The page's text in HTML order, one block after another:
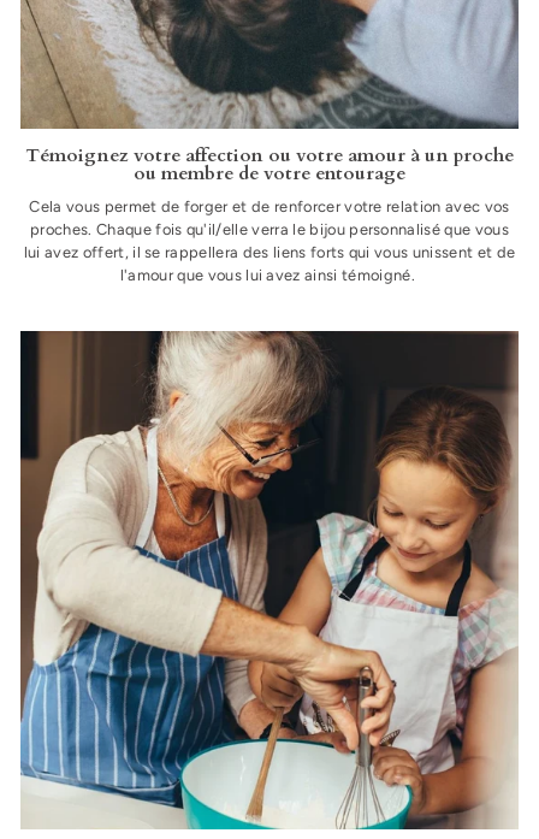
Témoignez votre affection ou votre amour à un proche
ou membre de votre entourage
Cela vous permet de forger et de renforcer votre relation avec vos
proches. Chaque fois qu'il/elle verra le bijou personnalisé que vous
lui avez offert, il se rappellera des liens forts qui vous unissent et de
l'amour que vous lui avez ainsi témoigné.